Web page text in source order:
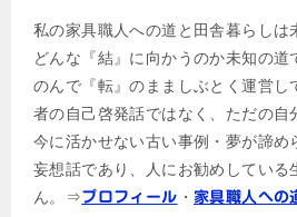
私の家具職人への道と田舎暮らしは
どんな『結』に向かうのか未知の道
のんで『転』のまましぶとく運営し
者の自己啓発話ではなく、ただの自
今に活かせない古い事例・夢が諦め
妄想話であり、人にお勧めしている
ん。⇒プロフィール ・家具職人への